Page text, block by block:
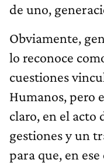
de uno,
Obviamente,
lo reconoce
cuestiones
Humanos, pero
claro, en el acto
gestiones y un
para que, en